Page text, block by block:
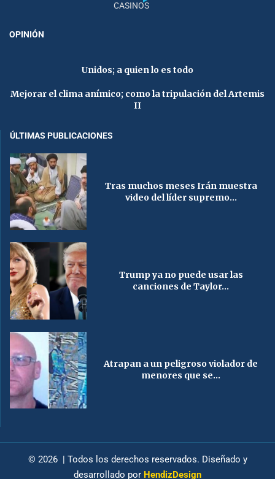
CASINOS
OPINIÓN
Unidos; a quien lo es todo
Mejorar el clima anímico; como la tripulación del Artemis
II
ÚLTIMAS PUBLICACIONES
Tras muchos meses Irán muestra
video del líder supremo...
Trump ya no puede usar las
canciones de Taylor...
Atrapan a un peligroso violador de
menores que se...
© 2026 | Todos los derechos reservados. Diseñado y
desarrollado por HendizDesign